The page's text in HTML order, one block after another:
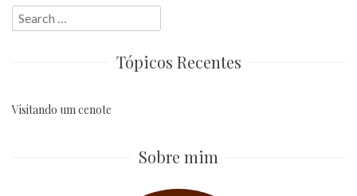
Search
for:
Tópicos Recentes
Visitando um cenote
Sobre mim